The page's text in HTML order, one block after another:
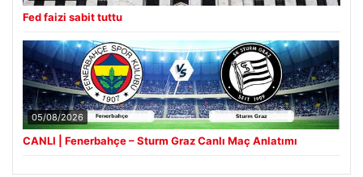
Fed faizi sabit tuttu
05/08/2026
CANLI | Fenerbahçe – Sturm Graz Canlı Maç Anlatımı